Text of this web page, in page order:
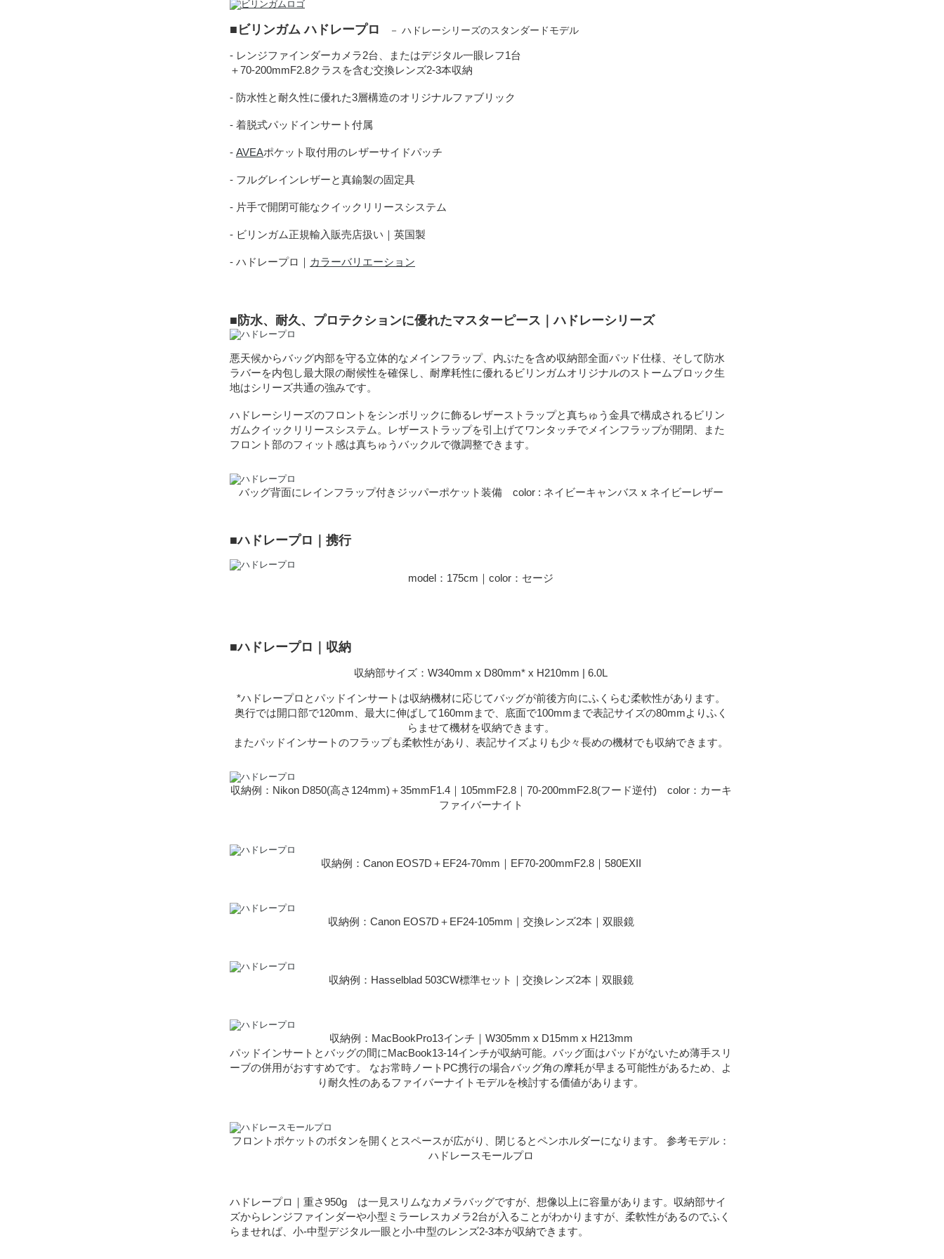
■ビリンガム ハドレープロ － ハドレーシリーズのスタンダードモデル
- レンジファインダーカメラ2台、またはデジタル一眼レフ1台
＋70-200mmF2.8クラスを含む交換レンズ2-3本収納
- 防水性と耐久性に優れた3層構造のオリジナルファブリック
- 着脱式パッドインサート付属
- AVEAポケット取付用のレザーサイドパッチ
- フルグレインレザーと真鍮製の固定具
- 片手で開閉可能なクイックリリースシステム
- ビリンガム正規輸入販売店扱い｜英国製
- ハドレープロ｜ カラーバリエーション
■防水、耐久、プロテクションに優れたマスターピース｜ハドレーシリーズ
悪天候からバッグ内部を守る立体的なメインフラップ、内ぶたを含め収納部全面パッド仕様、そして防水
ラバーを内包し最大限の耐候性を確保し、耐摩耗性に優れるビリンガムオリジナルのストームブロック生
地はシリーズ共通の強みです。
ハドレーシリーズのフロントをシンボリックに飾るレザーストラップと真ちゅう金具で構成されるビリン
ガムクイックリリースシステム。レザーストラップを引上げてワンタッチでメインフラップが開閉、また
フロント部のフィット感は真ちゅうバックルで微調整できます。
バッグ背面にレインフラップ付きジッパーポケット装備 color : ネイビーキャンバス x ネイビーレザー
■ハドレープロ｜携行
model：175cm｜color：セージ
■ハドレープロ｜収納
収納部サイズ：W340mm x D80mm* x H210mm | 6.0L
*ハドレープロとパッドインサートは収納機材に応じてバッグが前後方向にふくらむ柔軟性があります。
奥行では開口部で120mm、最大に伸ばして160mmまで、底面で100mmまで表記サイズの80mmよりふく
らませて機材を収納できます。
またパッドインサートのフラップも柔軟性があり、表記サイズよりも少々長めの機材でも収納できます。
収納例：Nikon D850(高さ124mm)＋35mmF1.4｜105mmF2.8｜70-200mmF2.8(フード逆付) color：カーキ
ファイバーナイト
収納例：Canon EOS7D＋EF24-70mm｜EF70-200mmF2.8｜580EXII
収納例：Canon EOS7D＋EF24-105mm｜交換レンズ2本｜双眼鏡
収納例：Hasselblad 503CW標準セット｜交換レンズ2本｜双眼鏡
収納例：MacBookPro13インチ｜W305mm x D15mm x H213mm
パッドインサートとバッグの間にMacBook13-14インチが収納可能。バッグ面はパッドがないため薄手スリ
ーブの併用がおすすめです。 なお常時ノートPC携行の場合バッグ角の摩耗が早まる可能性があるため、よ
り耐久性のあるファイバーナイトモデルを検討する価値があります。
フロントポケットのボタンを開くとスペースが広がり、閉じるとペンホルダーになります。 参考モデル：
ハドレースモールプロ
ハドレープロ｜重さ950g は一見スリムなカメラバッグですが、想像以上に容量があります。収納部サイ
ズからレンジファインダーや小型ミラーレスカメラ2台が入ることがわかりますが、柔軟性があるのでふく
らませれば、小-中型デジタル一眼と小-中型のレンズ2-3本が収納できます。